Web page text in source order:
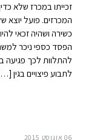
זכייתו במכרז שלא
המכרזים. פועל יוצא
כשירה ושהיה זכאי
הפסד כספי ניכר
להתלוות לכך פגיעה
לתבוע פיצויים בגין
06 אוגוסט 2015